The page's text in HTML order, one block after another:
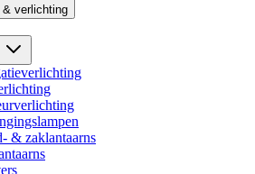
& verlichting
& zaklantaarns